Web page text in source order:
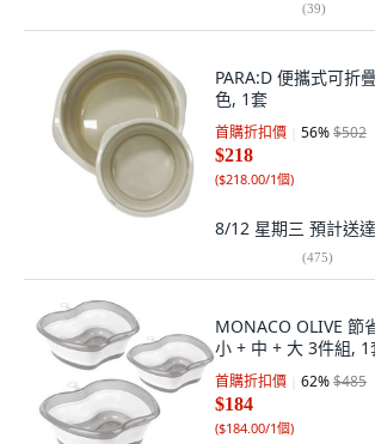
(39)
PARA:D 便攜式可折
色, 1套
首購折扣價 56%$502
$218
($218.00/1個)
8/12 星期三 預計送達
(475)
MONACO OLIVE 節
小 + 中 + 大 3件組, 1
首購折扣價 62%$485
$184
($184.00/1個)